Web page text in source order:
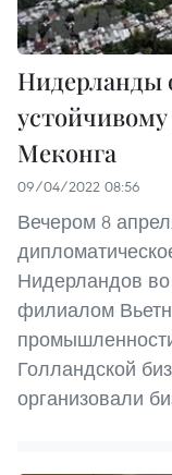
Нидерланды
Меконга
09/04/2022 08:56
Вечером 8
Нидерландов
филиалом
Голландской
организовали